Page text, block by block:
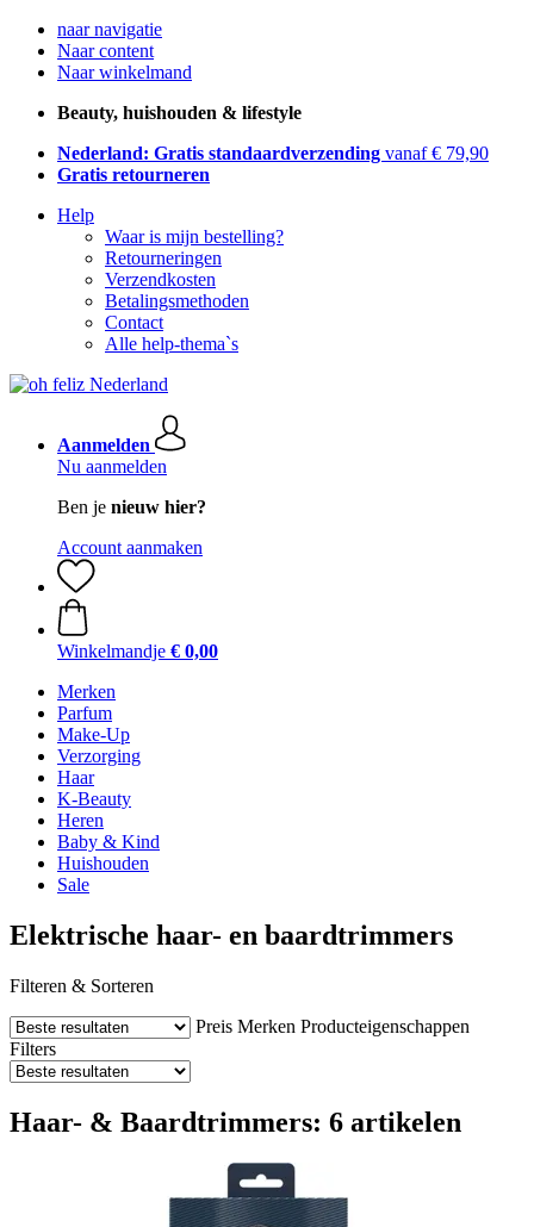
naar navigatie
Naar content
Naar winkelmand
Beauty, huishouden & lifestyle
Nederland: Gratis standaardverzending vanaf € 79,90
Gratis retourneren
Help
Waar is mijn bestelling?
Retourneringen
Verzendkosten
Betalingsmethoden
Contact
Alle help-thema`s
Aanmelden
Nu aanmelden
Ben je nieuw hier?
Account aanmaken
Winkelmandje € 0,00
Merken
Parfum
Make-Up
Verzorging
Haar
K-Beauty
Heren
Baby & Kind
Huishouden
Sale
Elektrische haar- en baardtrimmers
Filteren & Sorteren
Preis Merken Producteigenschappen
Filters
Haar- & Baardtrimmers: 6 artikelen